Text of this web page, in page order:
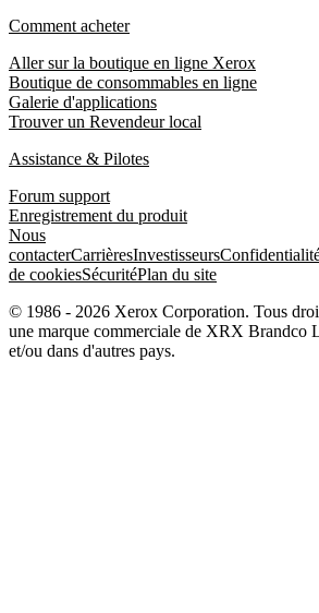
Comment acheter
Aller sur la boutique en ligne Xerox
Boutique de consommables en ligne
Galerie d'applications
Trouver un Revendeur local
Assistance & Pilotes
Forum support
Enregistrement du produit
Nous
contacterCarrièresInvestisseurs
de cookiesSécuritéPlan du site
© 1986 - 2026 Xerox Corporation. Tous
une marque commerciale de XRX Brandco
et/ou dans d'autres pays.